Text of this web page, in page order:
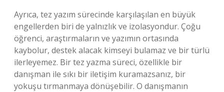
Ayrıca, tez yazım sürecinde karşılaşılan en büyük
engellerden biri de yalnızlık ve izolasyondur. Çoğu
öğrenci, araştırmaların ve yazımın ortasında
kaybolur, destek alacak kimseyi bulamaz ve bir türlü
ilerleyemez. Bir tez yazma süreci, özellikle bir
danışman ile sıkı bir iletişim kuramazsanız, bir
yokuşu tırmanmaya dönüşebilir. O danışmanın